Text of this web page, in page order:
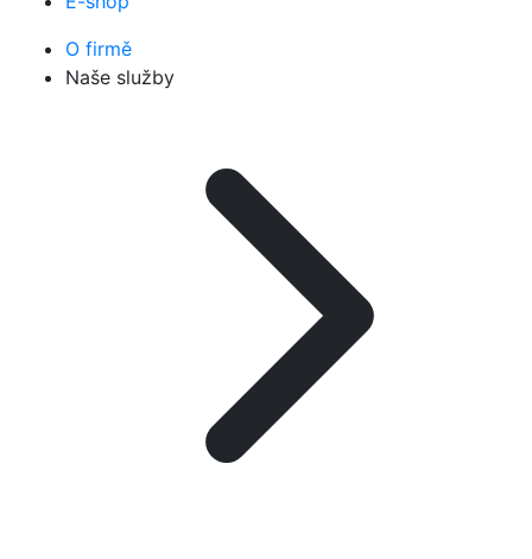
O firmě
Naše služby